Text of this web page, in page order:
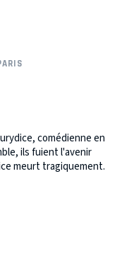
comédienne en
ils fuient l'avenir
meurt tragiquement.